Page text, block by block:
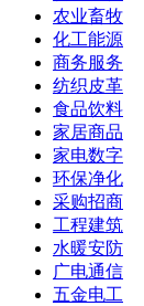
农业畜牧
化工能源
商务服务
纺织皮革
食品饮料
家居商品
家电数字
环保净化
采购招商
工程建筑
水暖安防
广电通信
五金电工